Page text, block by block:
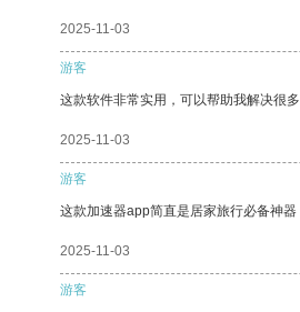
2025-11-03
游客
这款软件非常实用，可以帮助我解决很
2025-11-03
游客
这款加速器app简直是居家旅行必备神
2025-11-03
游客